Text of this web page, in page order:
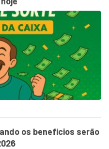
os benefícios serão